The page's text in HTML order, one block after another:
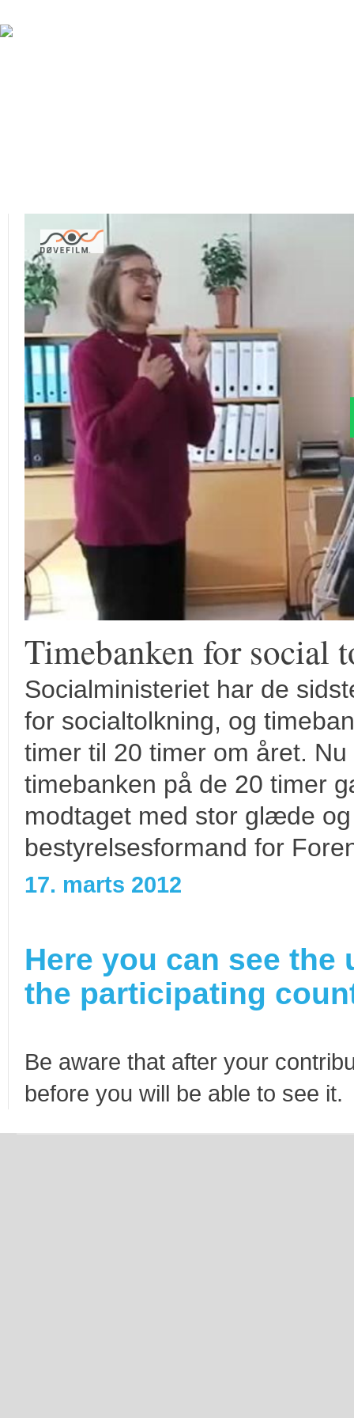
Timebanken for social
Socialministeriet har de
for socialtolkning, og
timer til 20 timer om året.
timebanken på de 20 timer
modtaget med stor glæde
bestyrelsesformand for
17. marts 2012
Here you can see
the participating
Be aware that after your
before you will be able to see it.